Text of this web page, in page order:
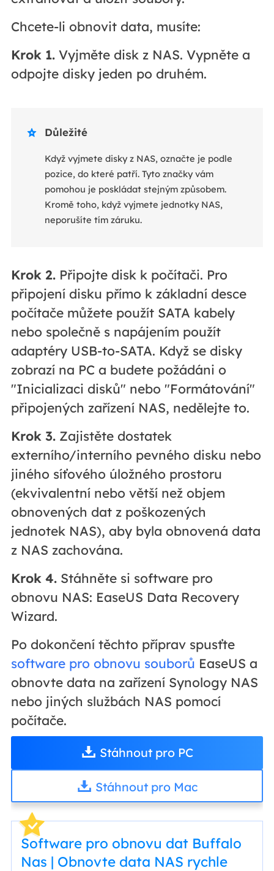
Chcete-li obnovit data, musíte:
Krok 1.Vyjměte disk z NAS. Vypněte a
odpojte disky jeden po druhém.
 Důležité
Když vyjmete disky z NAS, označte je podle
pozice, do které patří. Tyto značky vám
pomohou je poskládat stejným způsobem.
Kromě toho, když vyjmete jednotky NAS,
neporušíte tím záruku.
Krok 2.Připojte disk k počítači. Pro
připojení disku přímo k základní desce
počítače můžete použít SATA kabely
nebo společně s napájením použít
adaptéry USB-to-SATA. Když se disky
zobrazí na PC a budete požádáni o
"Inicializaci disků" nebo "Formátování"
připojených zařízení NAS, nedělejte to.
Krok 3.Zajistěte dostatek
externího/interního pevného disku nebo
jiného síťového úložného prostoru
(ekvivalentní nebo větší než objem
obnovených dat z poškozených
jednotek NAS), aby byla obnovená data
z NAS zachována.
Krok 4.Stáhněte si software pro
obnovu NAS: EaseUS Data Recovery
Wizard.
Po dokončení těchto příprav spusťte
software pro obnovu souborů EaseUS a
obnovte data na zařízení Synology NAS
nebo jiných službách NAS pomocí
počítače.
Stáhnout pro PC
Stáhnout pro Mac
Software pro obnovu dat Buffalo
Nas | Obnovte data NAS rychle